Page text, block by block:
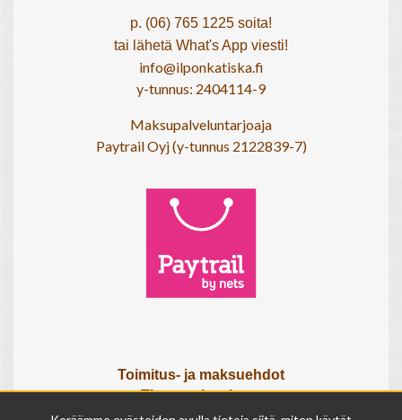
p. (06) 765 1225 soita!
tai lähetä What's App viesti!
info@ilponkatiska.fi
y-tunnus: 2404114-9
Maksupalveluntarjoaja
Paytrail Oyj (y-tunnus 2122839-7)
Toimitus- ja maksuehdot
Tietosuojaseloste
Tietoa meistä